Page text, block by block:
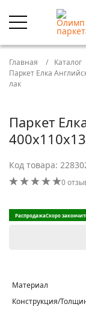
Главная Каталог
Паркет Елка
лак
Паркет
Код товара:
0
РаспродажаСкоро
Материал
Конструкция/